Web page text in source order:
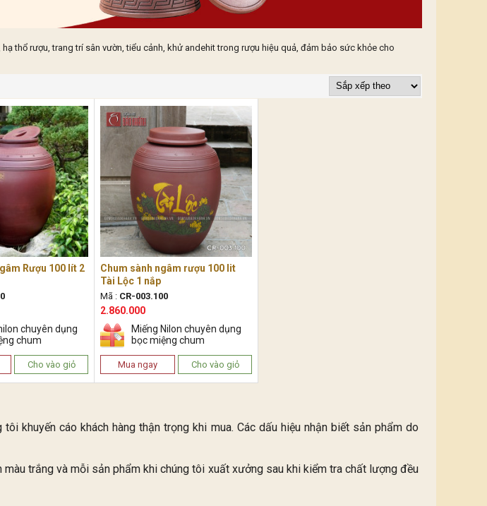
thổ rượu, trang trí sân vườn, tiểu cảnh, khử andehit trong rượu hiệu quả, đảm bảo sức khỏe cho
Rượu 100 lít 2
chuyên dụng
chum
Cho vào giỏ
Chum sành ngâm rượu 100 lit
Tài Lộc 1 nắp
Mã : CR-003.100
2.860.000
Miếng Nilon chuyên dụng
bọc miệng chum
Mua ngay Cho vào giỏ
khuyến cáo khách hàng thận trọng khi mua. Các dấu hiệu nhận biết sản phẩm do
trắng và mỗi sản phẩm khi chúng tôi xuất xưởng sau khi kiểm tra chất lượng đều